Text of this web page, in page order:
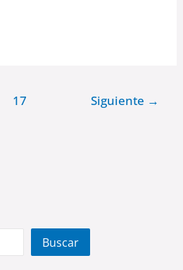
17 Siguiente →
Buscar